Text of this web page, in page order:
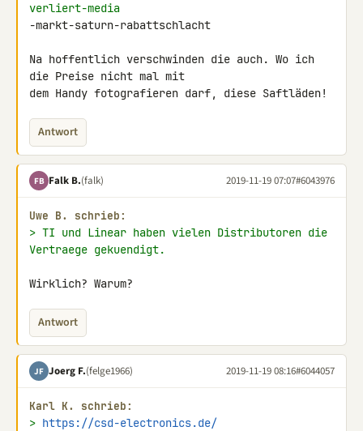
verliert-media
-markt-saturn-rabattschlacht
Na hoffentlich verschwinden die auch. Wo ich
die Preise nicht mal mit
dem Handy fotografieren darf, diese Saftläden!
Antwort
FB Falk B.(falk) 2019-11-19 07:07#6043976
Uwe B. schrieb:
> TI und Linear haben vielen Distributoren die
Vertraege gekuendigt.
Wirklich? Warum?
Antwort
JF Joerg F.(felge1966) 2019-11-19 08:16#6044057
Karl K. schrieb:
> https://csd-electronics.de/